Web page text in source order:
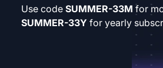
Use code SUMMER-33M for
SUMMER-33Y for yearly